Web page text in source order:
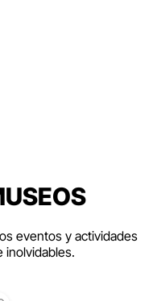
eventos y actividades
inolvidables.